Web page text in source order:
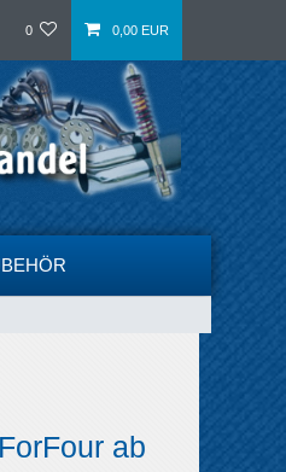
0 0,00 EUR
ab